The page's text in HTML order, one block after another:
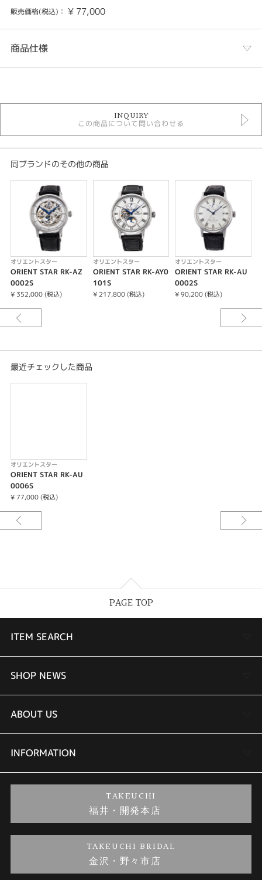
販売価格(税込)： ¥ 77,000
商品仕様
時計
10気圧防水
自動巻き（オートマティック）
金属ベルト
白文字盤
オリエントスター
腕時計
ORIENT STAR
デザイン、部品、製造、それらすべての点で”輝ける星”と呼ばれる機械式時
そんな職人たちの願いが「オリエントスター」の名には込められています。
INQUIRY
この商品について問い合わせる
同ブランドのその他の商品
オリエントスター
ORIENT STAR RK-AZ
0002S
¥ 352,000 (税込)
オリエントスター
ORIENT STAR RK-AY0
101S
¥ 217,800 (税込)
オリエントスター
ORIENT STAR RK-AU
0002S
¥ 90,200 (税込)
最近チェックした商品
オリエントスター
ORIENT STAR RK-AU
0006S
¥ 77,000 (税込)
PAGE TOP
ITEM SEARCH
婚約指輪
結婚指輪
セットリング
婚約ネックレス
金・プラチナのお取引
SHOP NEWS
TAKEUCHI BRIDAL金沢本店情報
商品一覧
ブランドリスト
金澤指輪工房｜手作りペアリング
金澤指輪工房｜手作り結婚指輪 and 婚約指輪
ABOUT US
会社概要
お客様の声
INFORMATION
プライバシーポリシー
TAKEUCHI
福井・開発本店
TAKEUCHI BRIDAL
金沢・野々市店